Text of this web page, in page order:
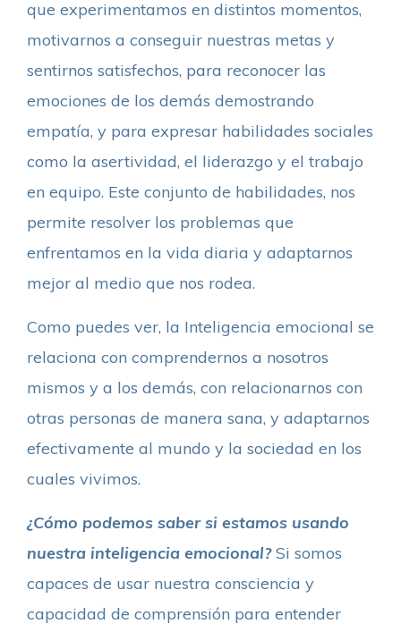
que experimentamos en distintos momentos,
motivarnos a conseguir nuestras metas y
sentirnos satisfechos, para reconocer las
emociones de los demás demostrando
empatía, y para expresar habilidades sociales
como la asertividad, el liderazgo y el trabajo
en equipo. Este conjunto de habilidades, nos
permite resolver los problemas que
enfrentamos en la vida diaria y adaptarnos
mejor al medio que nos rodea.
Como puedes ver, la Inteligencia emocional se
relaciona con comprendernos a nosotros
mismos y a los demás, con relacionarnos con
otras personas de manera sana, y adaptarnos
efectivamente al mundo y la sociedad en los
cuales vivimos.
¿Cómo podemos saber si estamos usando
nuestra inteligencia emocional?Si somos
capaces de usar nuestra consciencia y
capacidad de comprensión para entender